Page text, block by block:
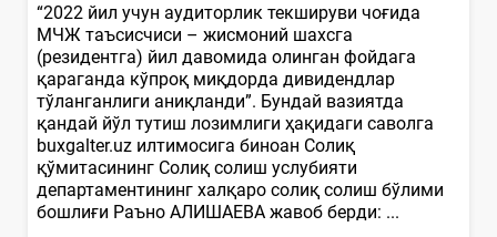
“2022 йил учун аудиторлик текшируви чоғида
МЧЖ таъсисчиси – жисмоний шахсга
(резидентга) йил давомида олинган фойдага
қараганда кўпроқ миқдорда дивидендлар
тўланганлиги аниқланди”. Бундай вазиятда
қандай йўл тутиш лозимлиги ҳақидаги саволга
buxgalter.uz илтимосига биноан Солиқ
қўмитасининг Солиқ солиш услубияти
департаментининг халқаро солиқ солиш бўлими
бошлиғи Раъно АЛИШАЕВА жавоб берди: ...